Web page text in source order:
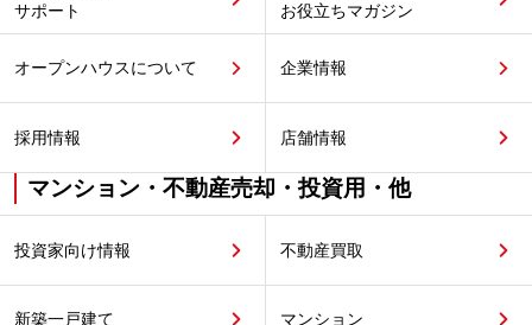
サポート
お役立ちマガジン
オープンハウスについて 企業情報
採用情報 店舗情報
マンション・不動産売却・投資用・他
投資家向け情報 不動産買取
新築一戸建て マンション